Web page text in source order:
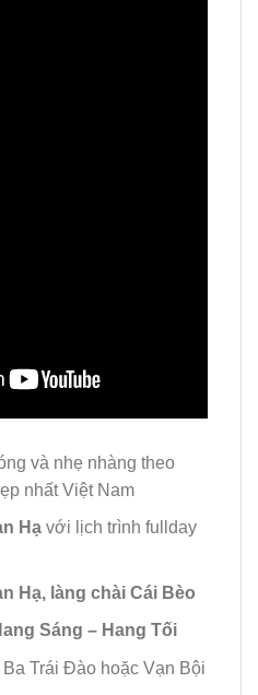
và nhẹ nhàng theo
nhất Việt Nam
Hạvới lịch trình fullday
Hạ, làng chài Cái Bèo
Sáng – Hang Tối
Trái Đào hoặc Vạn Bội